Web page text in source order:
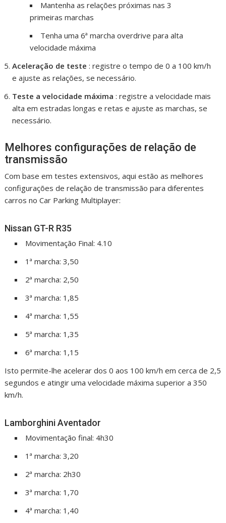
Mantenha as relações próximas nas 3
primeiras marchas
Tenha uma 6ª marcha overdrive para alta
velocidade máxima
Aceleração de teste : registre o tempo de 0 a 100 km/h
e ajuste as relações, se necessário.
Teste a velocidade máxima : registre a velocidade mais
alta em estradas longas e retas e ajuste as marchas, se
necessário.
Melhores configurações de relação de
transmissão
Com base em testes extensivos, aqui estão as melhores
configurações de relação de transmissão para diferentes
carros no Car Parking Multiplayer:
Nissan GT-R R35
Movimentação Final: 4.10
1ª marcha: 3,50
2ª marcha: 2,50
3ª marcha: 1,85
4ª marcha: 1,55
5ª marcha: 1,35
6ª marcha: 1,15
Isto permite-lhe acelerar dos 0 aos 100 km/h em cerca de 2,5
segundos e atingir uma velocidade máxima superior a 350
km/h.
Lamborghini Aventador
Movimentação final: 4h30
1ª marcha: 3,20
2ª marcha: 2h30
3ª marcha: 1,70
4ª marcha: 1,40